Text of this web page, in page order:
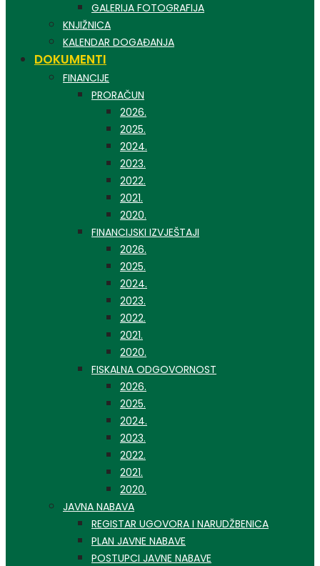
GALERIJA FOTOGRAFIJA
KNJIŽNICA
KALENDAR DOGAĐANJA
DOKUMENTI
FINANCIJE
PRORAČUN
2026.
2025.
2024.
2023.
2022.
2021.
2020.
FINANCIJSKI IZVJEŠTAJI
2026.
2025.
2024.
2023.
2022.
2021.
2020.
FISKALNA ODGOVORNOST
2026.
2025.
2024.
2023.
2022.
2021.
2020.
JAVNA NABAVA
REGISTAR UGOVORA I NARUDŽBENICA
PLAN JAVNE NABAVE
POSTUPCI JAVNE NABAVE